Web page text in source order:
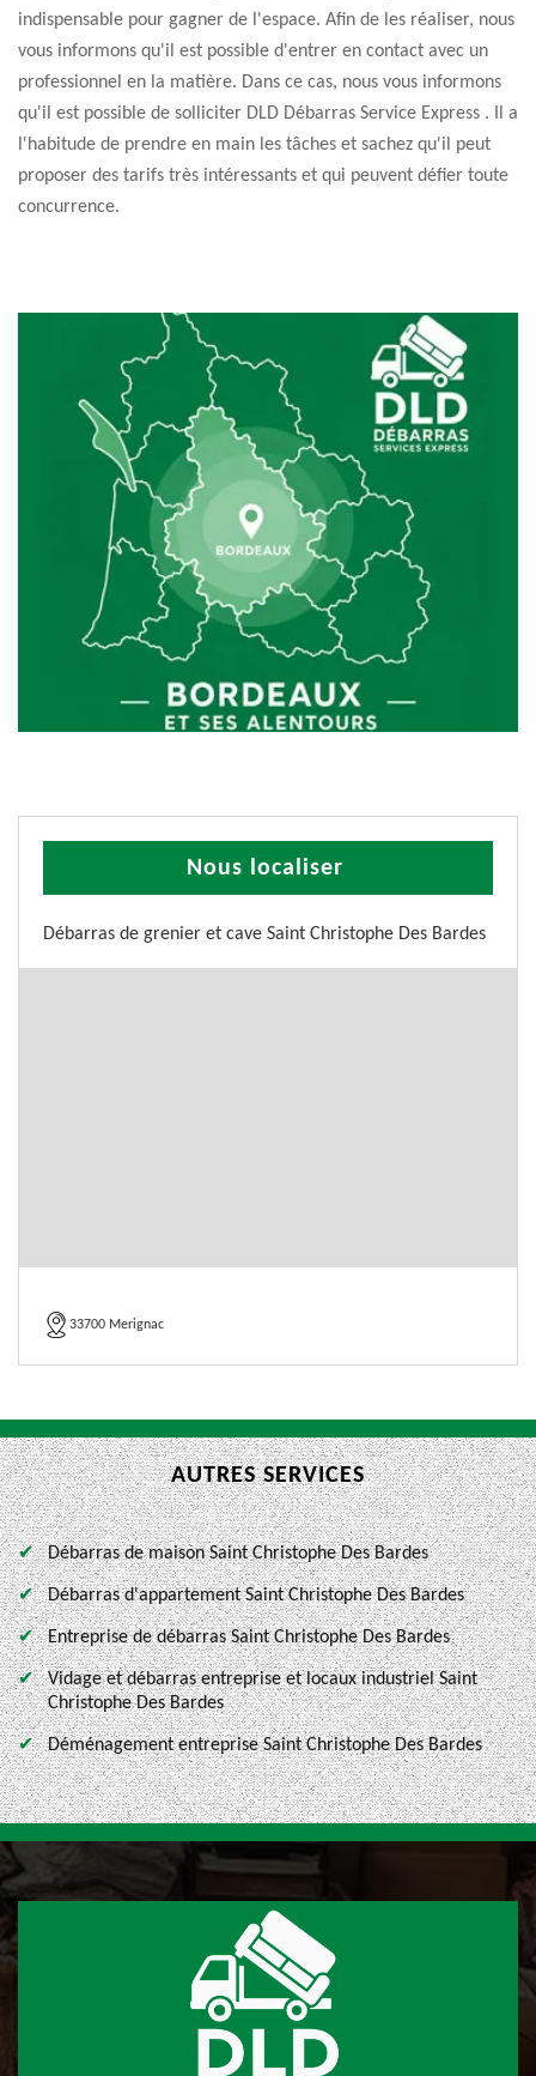
indispensable pour gagner de l'espace. Afin de les réaliser, nous
vous informons qu'il est possible d'entrer en contact avec un
professionnel en la matière. Dans ce cas, nous vous informons
qu'il est possible de solliciter DLD Débarras Service Express . Il a
l'habitude de prendre en main les tâches et sachez qu'il peut
proposer des tarifs très intéressants et qui peuvent défier toute
concurrence.
Nous localiser
Débarras de grenier et cave Saint Christophe Des Bardes
33700 Merignac
AUTRES SERVICES
Débarras de maison Saint Christophe Des Bardes
Débarras d'appartement Saint Christophe Des Bardes
Entreprise de débarras Saint Christophe Des Bardes
Vidage et débarras entreprise et locaux industriel Saint
Christophe Des Bardes
Déménagement entreprise Saint Christophe Des Bardes